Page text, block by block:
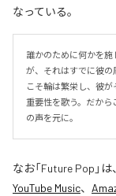
なっている。
誰かのために何かを
が、それはすでに彼
こそ輪は繁栄し、彼
重要性を歌う。だから
の声を元に。
なお「Future Pop 」は、
YouTube Music、